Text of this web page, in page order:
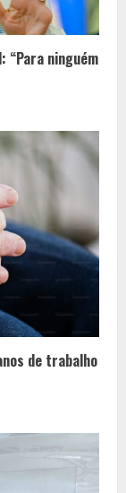
“Para ninguém
de trabalho